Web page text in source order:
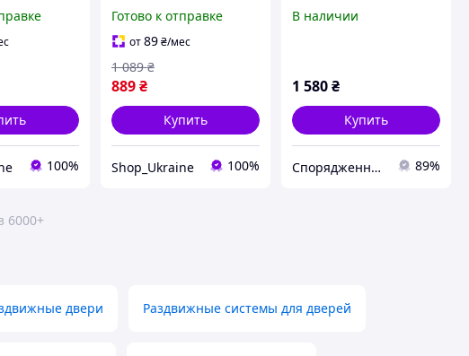
арт brg +
100%
каску Fast MICH
комплект зеленый
Готово к отправке
от89 ₴/мес
889 ₴
1 089 ₴
Купить
Shop_Ukraine 100%
GEN.2 Хаки
В наличии
1 580₴
Купить
Спорядження UA 89%
6000+
двери Раздвижные системы для дверей